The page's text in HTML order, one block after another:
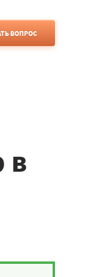
ВОПРОС
в